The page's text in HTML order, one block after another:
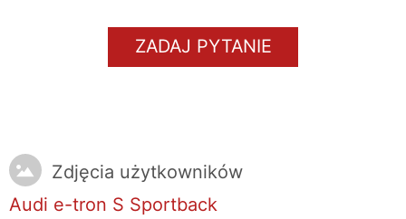
ZADAJ PYTANIE
Zdjęcia użytkowników
Audi e-tron S Sportback